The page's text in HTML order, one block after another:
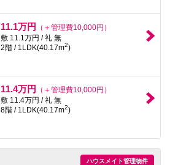
11.1万円
（＋管理費10,000円）
敷 11.1万円 / 礼 無
2階 / 1LDK(40.17m2)
11.4万円
（＋管理費10,000円）
敷 11.4万円 / 礼 無
8階 / 1LDK(40.17m2)
ハウスメイト管理物件